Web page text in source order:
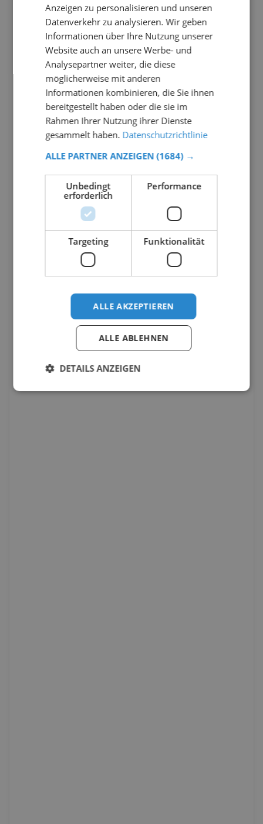
Anzeigen zu personalisieren und unseren
Datenverkehr zu analysieren. Wir geben
Informationen über Ihre Nutzung unserer
Website auch an unsere Werbe- und
Analysepartner weiter, die diese
möglicherweise mit anderen
Informationen kombinieren, die Sie ihnen
bereitgestellt haben oder die sie im
Rahmen Ihrer Nutzung ihrer Dienste
gesammelt haben. Datenschutzrichtlinie
ALLE PARTNER ANZEIGEN (1684) →
Unbedingt
erforderlich
Performance
Targeting Funktionalität
ALLE AKZEPTIEREN
ALLE ABLEHNEN
DETAILS ANZEIGEN